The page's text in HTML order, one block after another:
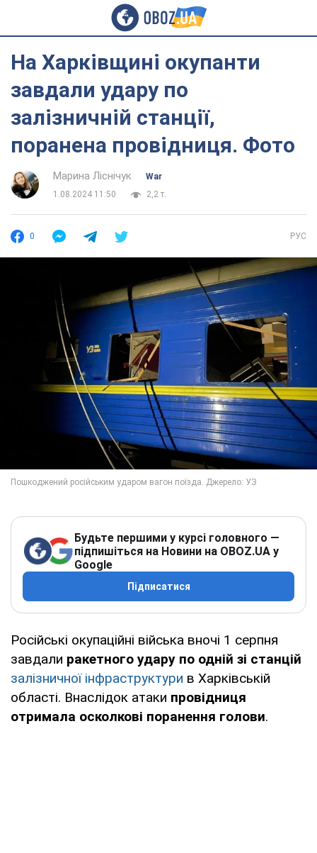
На Харківщині окупанти
завдали удару по
залізничній станції,
поранена провідниця. Фото
Марина Ліснічук
War
1.08.2024 11:50
2,2 т.
0 РУС
Будьте першими у курсі головного —
підпишіться на Новини на OBOZ.UA у
Google
Підписатися
Російські окупаційні війська вночі 1 серпня
завдали ракетного удару по одній зі станцій
залізничної інфраструктури в Харківській
області. Внаслідок атаки провідниця
отримала осколкові поранення голови.